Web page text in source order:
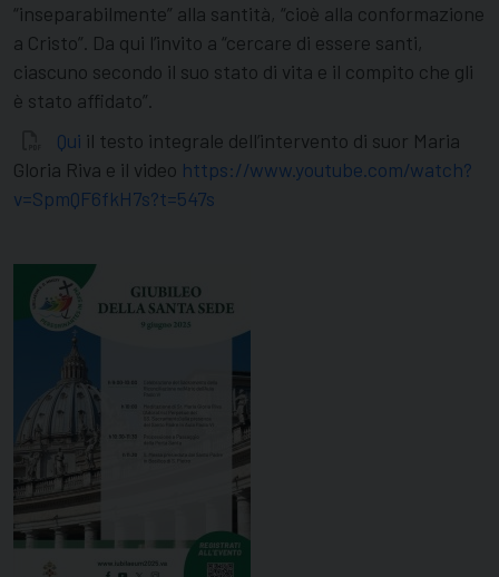
“inseparabilmente” alla santità, “cioè alla conformazione
a Cristo”. Da qui l’invito a “cercare di essere santi,
ciascuno secondo il suo stato di vita e il compito che gli
è stato affidato”.
Qui il testo integrale dell’intervento di suor Maria
Gloria Riva e il video https://www.youtube.com/watch?
v=SpmQF6fkH7s?t=547s